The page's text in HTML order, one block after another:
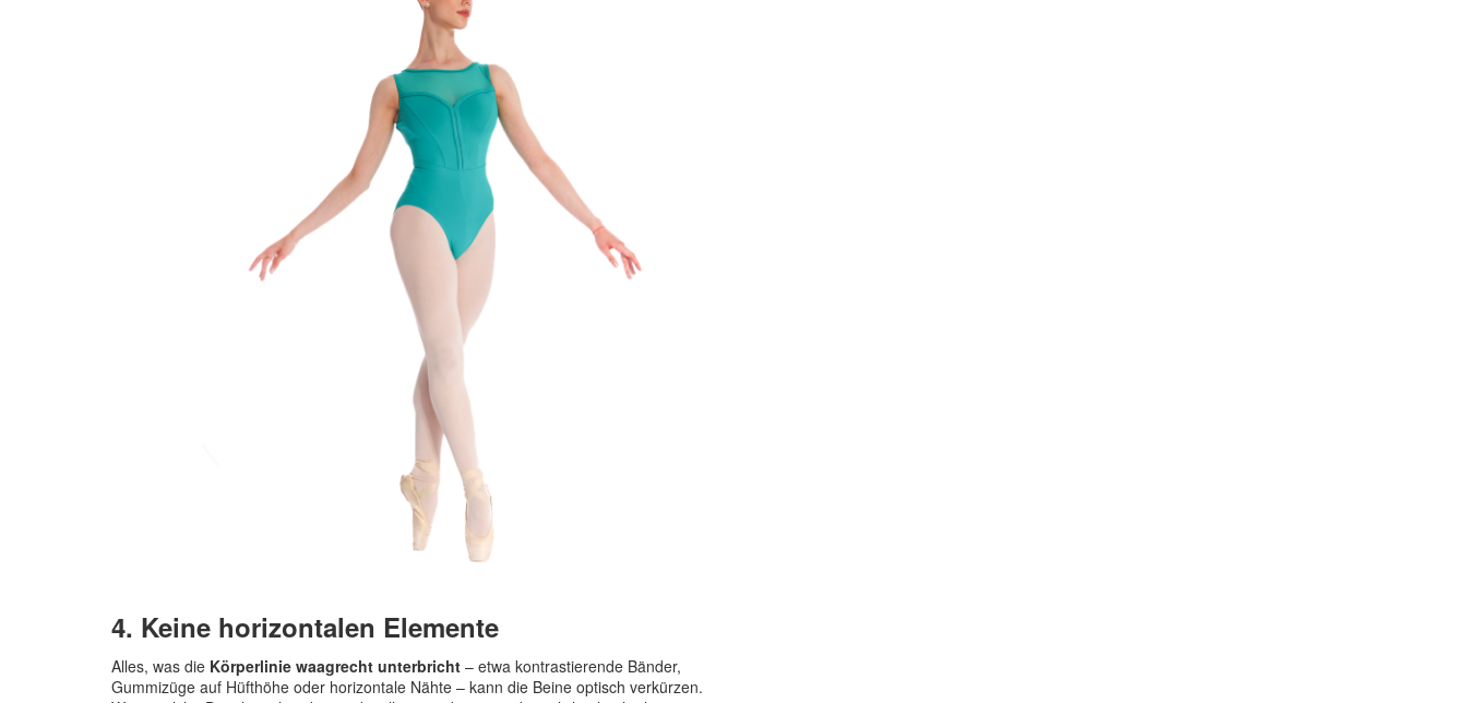
4. Keine horizontalen Elemente
Alles, was die Körperlinie waagrecht unterbricht – etwa kontrastierende Bänder,
Gummizüge auf Hüfthöhe oder horizontale Nähte – kann die Beine optisch verkürzen.